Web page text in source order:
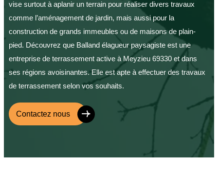
vise surtout à aplanir un terrain pour réaliser divers travaux
comme l’aménagement de jardin, mais aussi pour la
construction de grands immeubles ou de maisons de plain-
pied. Découvrez que Balland élagueur paysagiste est une
entreprise de terrassement active à Meyzieu 69330 et dans
ses régions avoisinantes. Elle est apte à effectuer des travaux
de terrassement selon vos souhaits.
Contactez nous